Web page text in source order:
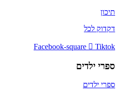
תיכון
דקדוק לכל
Facebook-square Tiktok
ספרי ילדים
ספרי ילדים